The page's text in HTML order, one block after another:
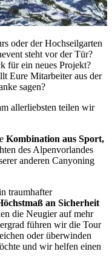
oder der Hochseilgarten
steht vor der Tür?
für ein neues Projekt?
Eure Mitarbeiter aus der
sagen?
allerliebsten teilen wir
Kombination aus Sport,
des Alpenvorlandes
anderen Canyoning
traumhafter
an Sicherheit
die Neugier auf mehr
führen wir die Tour
oder überwinden
und wir helfen einen